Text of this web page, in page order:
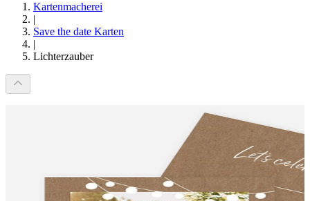
Kartenmacherei
|
Save the date Karten
|
Lichterzauber